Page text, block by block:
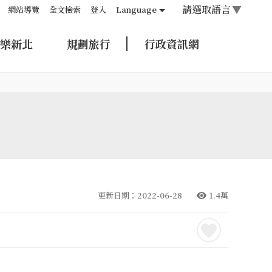
網站導覽 全文檢索 登入 Language 請選取語言▼
新北 規劃旅行 行政資訊網
更新日期：2022-06-28 1.4萬